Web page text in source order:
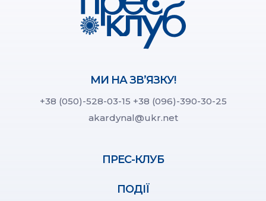
МИ НА ЗВ’ЯЗКУ!
+38 (050)-528-03-15 +38 (096)-390-30-25
akardynal@ukr.net
ПРЕС-КЛУБ
ПОДІЇ